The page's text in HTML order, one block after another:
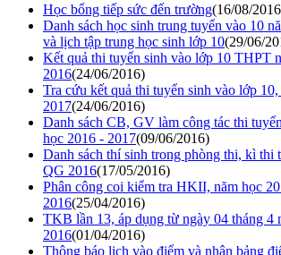
Học bổng tiếp sức đến trường(16/08/
Danh sách học sinh trung tuyển vào 10
và lịch tập trung học sinh lớp 10(29/06/
Kết quả thi tuyển sinh vào lớp 10 THPT
2016(24/06/2016)
Tra cứu kết quả thi tuyển sinh vào lớp
2017(24/06/2016)
Danh sách CB, GV làm công tác thi
học 2016 - 2017(09/06/2016)
Danh sách thí sinh trong phòng thi, kì thi
QG 2016(17/05/2016)
Phân công coi kiểm tra HKII, năm học
2016(25/04/2016)
TKB lần 13, áp dụng từ ngày 04 tháng 4
2016(01/04/2016)
Thông báo lịch vào điểm và nhận bảng